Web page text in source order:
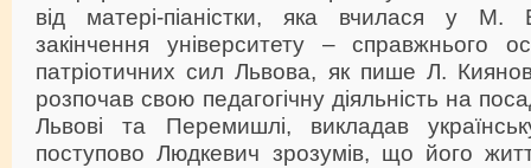
від матері-піаністки, яка вчилася у М.
закінчення університету – справжнього
патріотичних сил Львова, як пише Л.
розпочав свою педагогічну діяльність на
Львові та Перемишлі, викладав
поступово Людкевич зрозумів, що його